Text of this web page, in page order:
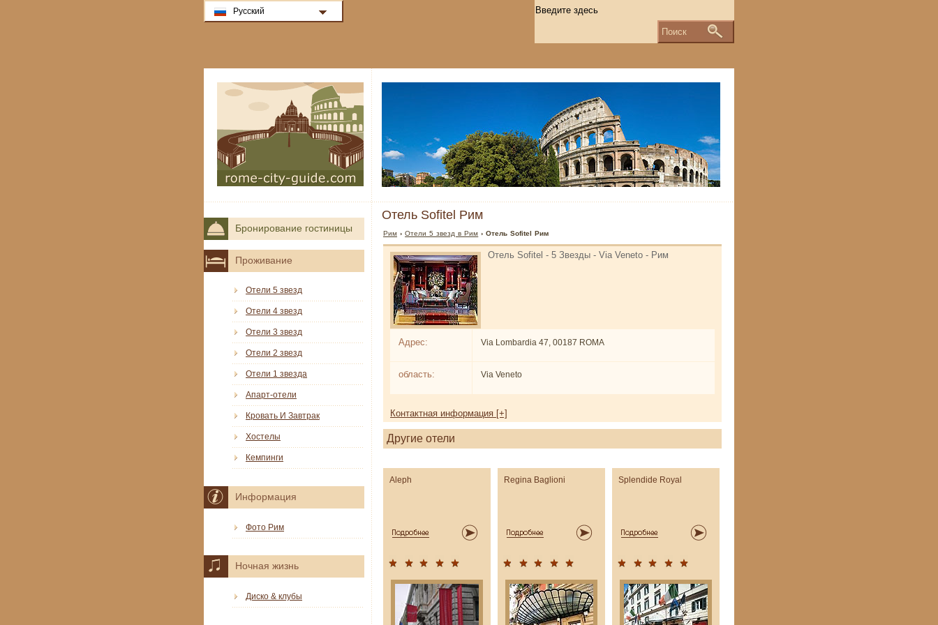
Отель Sofitel Рим
Рим ›Отели 5 звезд в Рим › Отель Sofitel Рим
Отель Sofitel - 5 Звезды - Via Veneto - Рим
Адрес: Via Lombardia 47, 00187 ROMA
область: Via Veneto
Контактная информация [+]
Другие отели
Aleph Regina Baglioni Splendide Royal
Бронирование гостиницы
Проживание
Отели 5 звезд
Отели 4 звезд
Отели 3 звезд
Отели 2 звезд
Отели 1 звезда
Апарт-отели
Кровать И Завтрак
Хостелы
Кемпинги
Информация
Фото Рим
Ночная жизнь
Диско & клубы
Русский
Поиск